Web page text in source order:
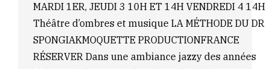
MARDI 1ER, JEUDI 3 10H ET 14H VENDREDI 4 14H
Théâtre d’ombres et musique LA MÉTHODE DU DR
SPONGIAKMOQUETTE PRODUCTIONFRANCE
RÉSERVER Dans une ambiance jazzy des années